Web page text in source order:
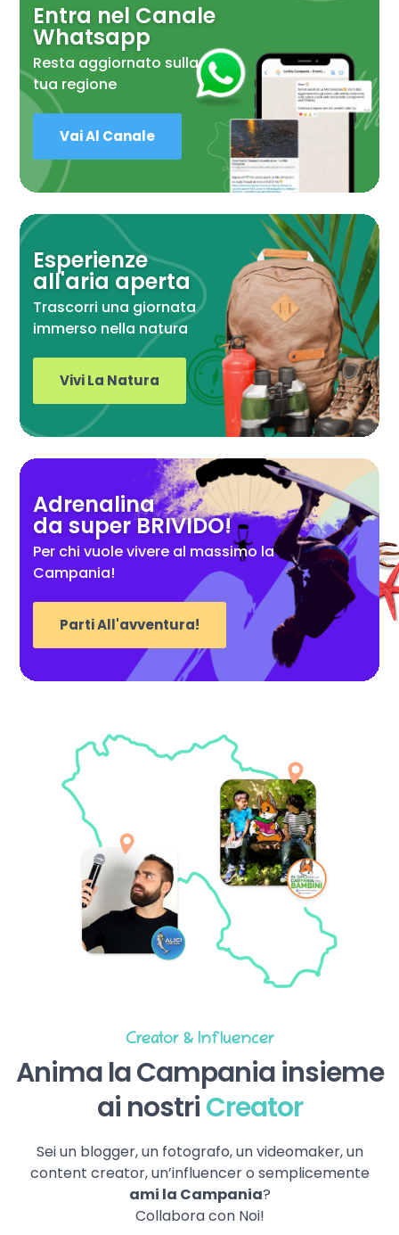
Entra nel Canale
Whatsapp
Resta aggiornato sulla
tua regione
Vai Al Canale
Esperienze
all'aria aperta
Trascorri una giornata
immerso nella natura
Vivi La Natura
Adrenalina
da super BRIVIDO!
Per chi vuole vivere al massimo la
Campania!
Parti All'avventura!
Creator & Influencer
Anima la Campania insieme
ai nostriCreator
Sei un blogger, un fotografo, un videomaker, un
content creator, un’influencer o semplicemente
ami la Campania?
Collabora con Noi!